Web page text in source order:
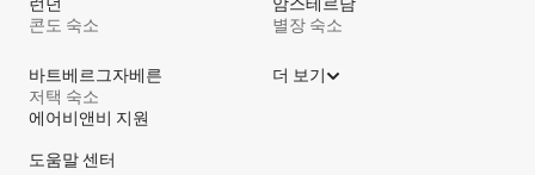
콘도 숙소
별장 숙소
바트베르그자베른
저택 숙소
더 보기
사이트 바닥글
에어비앤비 지원
도움말 센터